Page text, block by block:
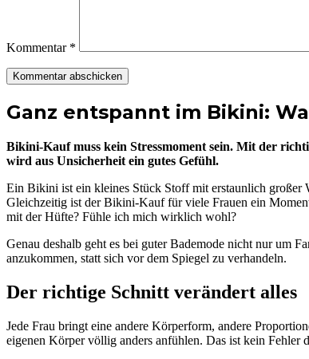
Kommentar *
Ganz entspannt im Bikini:
Bikini-Kauf muss kein Stressmoment sein. Mit der
wird aus Unsicherheit ein gutes Gefühl.
Ein Bikini ist ein kleines Stück Stoff mit erstaunlich großer
Gleichzeitig ist der Bikini-Kauf für viele Frauen ein
mit der Hüfte? Fühle ich mich wirklich wohl?
Genau deshalb geht es bei guter Bademode nicht nur um
anzukommen, statt sich vor dem Spiegel zu verhandeln.
Der richtige Schnitt verändert alles
Jede Frau bringt eine andere Körperform, andere
eigenen Körper völlig anders anfühlen. Das ist kein Fehler